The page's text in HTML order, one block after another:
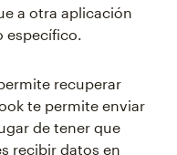
a otra aplicación
específico.
recuperar
te permite enviar
de tener que
recibir datos en